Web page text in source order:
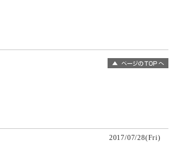
2017/07/28(Fri)